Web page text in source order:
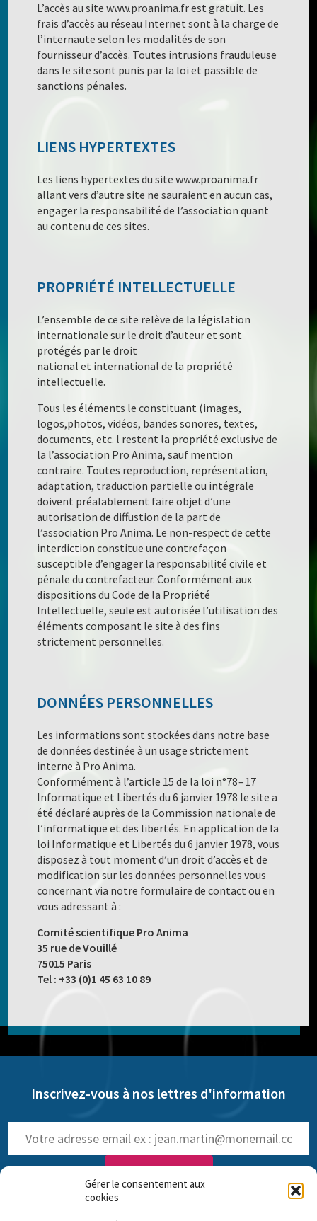
Gérer le consentement aux
cookies
L’accès au site www.proanima.fr est gratuit. Les
frais d’accès au réseau Internet sont à la charge de
l’internaute selon les modalités de son
fournisseur d’accès. Toutes intrusions frauduleuse
dans le site sont punis par la loi et passible de
sanctions pénales.
LIENS HYPERTEXTES
Les liens hypertextes du site www.proanima.fr
allant vers d’autre site ne sauraient en aucun cas,
engager la responsabilité de l’association quant
au contenu de ces sites.
PROPRIÉTÉ INTELLECTUELLE
L’ensemble de ce site relève de la législation
internationale sur le droit d’auteur et sont
protégés par le droit
national et international de la propriété
intellectuelle.
Tous les éléments le constituant (images,
logos,photos, vidéos, bandes sonores, textes,
documents, etc. l restent la propriété exclusive de
la l’association Pro Anima, sauf mention
contraire. Toutes reproduction, représentation,
adaptation, traduction partielle ou intégrale
doivent préalablement faire objet d’une
autorisation de diffustion de la part de
l’association Pro Anima. Le non-respect de cette
interdiction constitue une contrefaçon
susceptible d’engager la responsabilité civile et
pénale du contrefacteur. Conformément aux
dispositions du Code de la Propriété
Intellectuelle, seule est autorisée l’utilisation des
éléments composant le site à des fins
strictement personnelles.
DONNÉES PERSONNELLES
Les informations sont stockées dans notre base
de données destinée à un usage strictement
interne à Pro Anima.
Conformément à l’article 15 de la loi n°78 – 17
Informatique et Libertés du 6 janvier 1978 le site a
été déclaré auprès de la Commission nationale de
l’informatique et des libertés. En application de la
loi Informatique et Libertés du 6 janvier 1978, vous
disposez à tout moment d’un droit d’accès et de
modification sur les données personnelles vous
concernant via notre formulaire de contact ou en
vous adressant à :
Comité scientifique Pro Anima
35 rue de Vouillé
75015 Paris
Tel : +33 (0)1 45 63 10 89
Inscrivez-vous à nos lettres d'information